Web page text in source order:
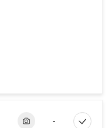
-